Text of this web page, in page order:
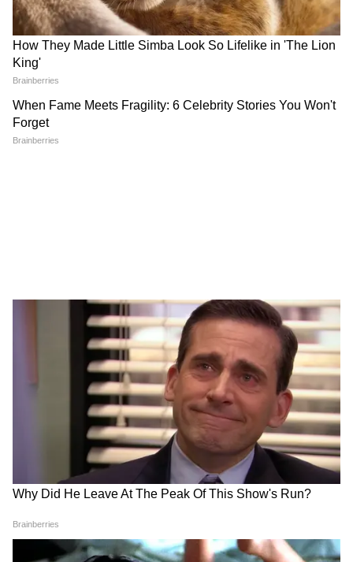
10
Image Credit :
মধ্যে।
Image Credit :ChatGPT
বেতনের সঙ্গে DA জুড়ে দেওয়ার প্রস্তাব
টমেন্ট ফ্যাক্টর , মহার্ঘ ভাতা (DA) মূল বেতনের সঙ্গে
জুড়ে দেওয়ার প্রস্তাবও দেওয়া হয়েছিল। তাতেই